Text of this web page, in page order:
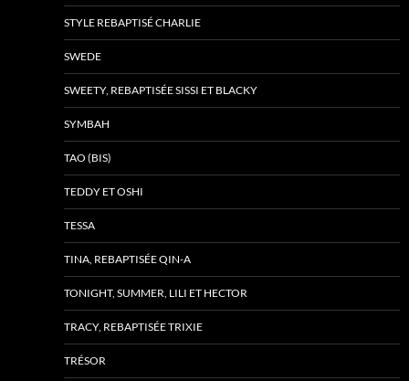
STYLE REBAPTISÉ CHARLIE
SWEDE
SWEETY, REBAPTISÉE SISSI ET BLACKY
SYMBAH
TAO (BIS)
TEDDY ET OSHI
TESSA
TINA, REBAPTISÉE QIN-A
TONIGHT, SUMMER, LILI ET HECTOR
TRACY, REBAPTISÉE TRIXIE
TRÉSOR